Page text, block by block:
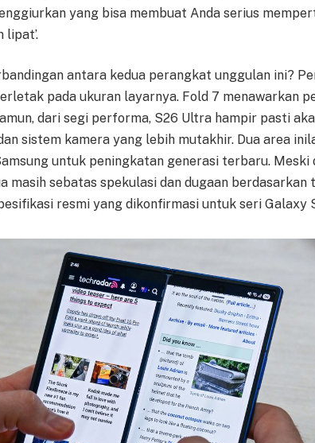
yang bisa membuat Anda serius
lipat’.
antara kedua perangkat unggulan ini?
pada ukuran layarnya. Fold 7 menawarkan
dari segi performa, S26 Ultra hampir pasti
sistem kamera yang lebih mutakhir. Dua area
untuk peningkatan generasi terbaru. Meski
masih sebatas spekulasi dan dugaan berdasarkan
resmi yang dikonfirmasi untuk seri Galaxy